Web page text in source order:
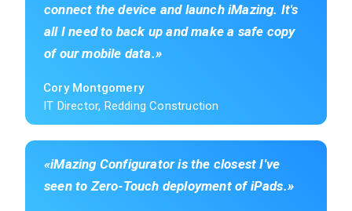
connect the device and launch iMazing. It's
all I need to back up and make a safe copy
of our mobile data.
Cory Montgomery
IT Director, Redding Construction
iMazing Configurator is the closest I've
seen to Zero-Touch deployment of iPads.